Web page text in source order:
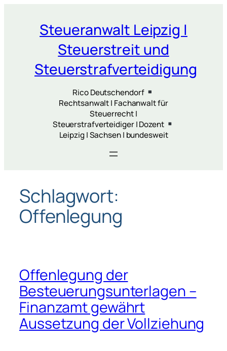
springenSteueranwalt Leipzig |
Steuerstreit und
Steuerstrafverteidigung
Rico Deutschendorf
Rechtsanwalt | Fachanwalt für
Steuerrecht |
Steuerstrafverteidiger | Dozent
Leipzig | Sachsen | bundesweit
Schlagwort:
Offenlegung
Offenlegung der
Besteuerungsunterlagen –
Finanzamt gewährt
Aussetzung der Vollziehung